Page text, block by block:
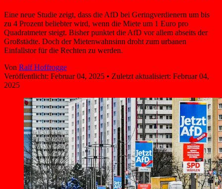
Eine neue Studie zeigt, dass die AfD bei Geringverdienern um bis
zu 4 Prozent beliebter wird, wenn die Miete um 1 Euro pro
Quadratmeter steigt. Bisher punktet die AfD vor allem abseits der
Großstädte. Doch der Mietenwahnsinn droht zum urbanen
Einfallstor für die Rechten zu werden.
Von Ralf Hoffrogge
Veröffentlicht: Februar 04, 2025 • Zuletzt aktualisiert: Februar 04,
2025